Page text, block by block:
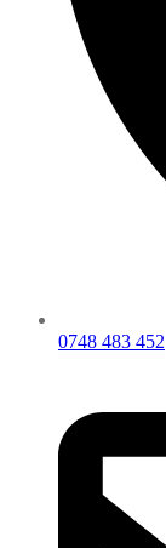
0748 483 452